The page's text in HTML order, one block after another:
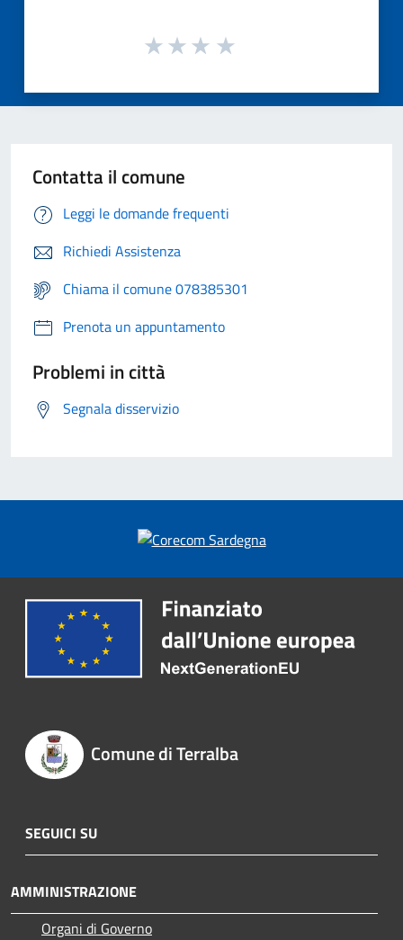
Contatta il comune
Leggi le domande frequenti
Richiedi Assistenza
Chiama il comune 078385301
Prenota un appuntamento
Problemi in città
Segnala disservizio
Comune di Terralba
SEGUICI SU
AMMINISTRAZIONE
Organi di Governo